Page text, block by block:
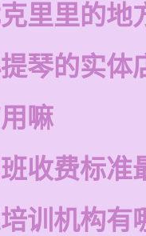
里里的地
琴的实体
嘛
收费标准
训机构有